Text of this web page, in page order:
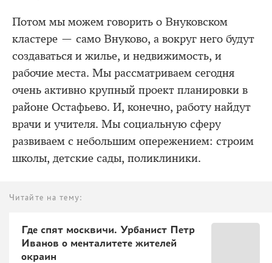
Потом мы можем говорить о Внуковском
кластере — само Внуково, а вокруг него будут
создаваться и жилье, и недвижимость, и
рабочие места. Мы рассматриваем сегодня
очень активно крупный проект планировки в
районе Остафьево. И, конечно, работу найдут
врачи и учителя. Мы социальную сферу
развиваем с небольшим опережением: строим
школы, детские сады, поликлиники.
Читайте на тему:
Где спят москвичи. Урбанист Петр
Иванов о менталитете жителей
окраин